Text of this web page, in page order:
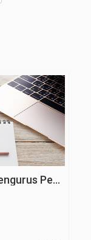
Membuat Akun di OSS untuk Mengurus Perijinan Usaha